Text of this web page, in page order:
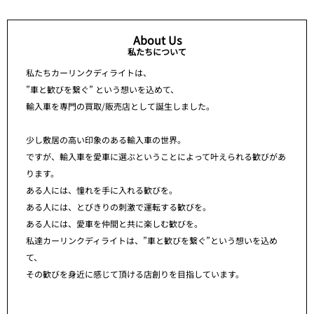
About Us
私たちについて
私たちカーリンクディライトは、
”車と歓びを繋ぐ” という想いを込めて、
輸入車を専門の買取/販売店として誕生しました。
少し敷居の高い印象のある輸入車の世界。
ですが、輸入車を愛車に選ぶということによって叶えられる歓びがあ
ります。
ある人には、憧れを手に入れる歓びを。
ある人には、とびきりの刺激で運転する歓びを。
ある人には、愛車を仲間と共に楽しむ歓びを。
私達カーリンクディライトは、”車と歓びを繋ぐ”という想いを込め
て、
その歓びを身近に感じて頂ける店創りを目指しています。